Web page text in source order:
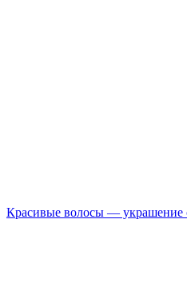
Красивые волосы — украшение